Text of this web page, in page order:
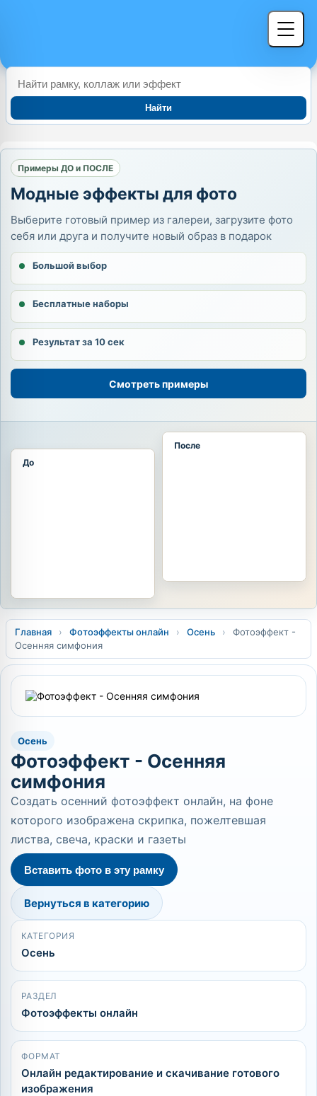
Найти
Примеры ДО и ПОСЛЕ
Модные эффекты для фото
Выберите готовый пример из галереи, загрузите фото
себя или друга и получите новый образ в подарок
Большой выбор
Бесплатные наборы
Результат за 10 сек
Смотреть примеры
До
После
Главная › Фотоэффекты онлайн › Осень ›
Фотоэффект -
Осенняя симфония
Осень
Фотоэффект - Осенняя
симфония
Создать осенний фотоэффект онлайн, на фоне
которого изображена скрипка, пожелтевшая
листва, свеча, краски и газеты
Вставить фото в эту рамку
Вернуться в категорию
КАТЕГОРИЯ
Осень
РАЗДЕЛ
Фотоэффекты онлайн
ФОРМАТ
Онлайн редактирование и скачивание готового
изображения